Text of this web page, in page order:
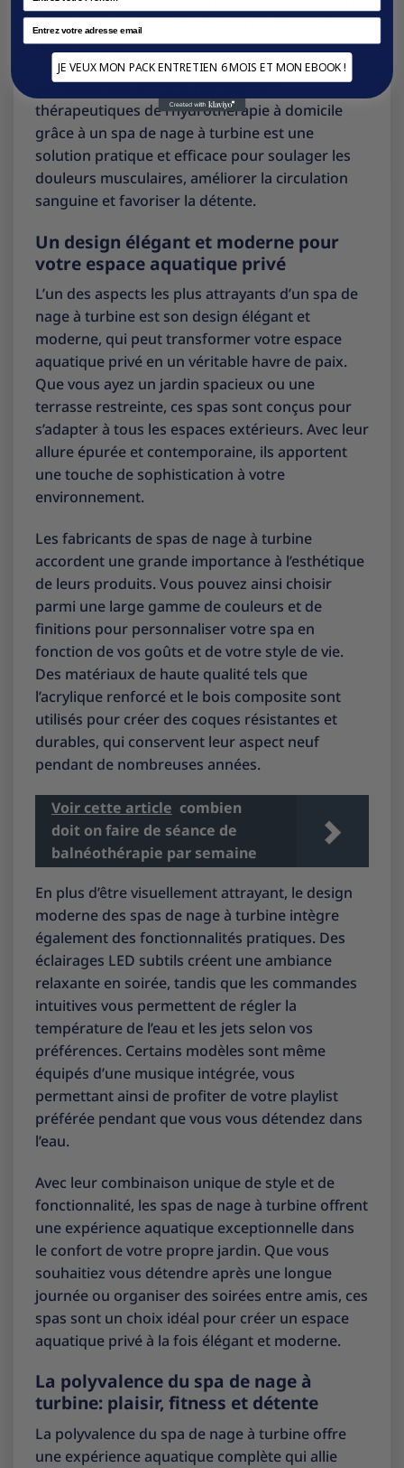
vous le souhaitez, sans contrainte horaire ni
déplacement.
En conclusion, profiter des bienfaits
thérapeutiques de l’hydrothérapie à domicile
grâce à un spa de nage à turbine est une
solution pratique et efficace pour soulager les
douleurs musculaires, améliorer la circulation
sanguine et favoriser la détente.
Un design élégant et moderne pour
votre espace aquatique privé
L’un des aspects les plus attrayants d’un spa de
nage à turbine est son design élégant et
moderne, qui peut transformer votre espace
aquatique privé en un véritable havre de paix.
Que vous ayez un jardin spacieux ou une
terrasse restreinte, ces spas sont conçus pour
s’adapter à tous les espaces extérieurs. Avec leur
allure épurée et contemporaine, ils apportent
une touche de sophistication à votre
environnement.
Les fabricants de spas de nage à turbine
accordent une grande importance à l’esthétique
de leurs produits. Vous pouvez ainsi choisir
parmi une large gamme de couleurs et de
finitions pour personnaliser votre spa en
fonction de vos goûts et de votre style de vie.
Des matériaux de haute qualité tels que
l’acrylique renforcé et le bois composite sont
utilisés pour créer des coques résistantes et
durables, qui conservent leur aspect neuf
pendant de nombreuses années.
Voir cette article combien
doit on faire de séance de
balnéothérapie par semaine
En plus d’être visuellement attrayant, le design
moderne des spas de nage à turbine intègre
également des fonctionnalités pratiques. Des
éclairages LED subtils créent une ambiance
relaxante en soirée, tandis que les commandes
intuitives vous permettent de régler la
température de l’eau et les jets selon vos
préférences. Certains modèles sont même
équipés d’une musique intégrée, vous
permettant ainsi de profiter de votre playlist
préférée pendant que vous vous détendez dans
l’eau.
Avec leur combinaison unique de style et de
fonctionnalité, les spas de nage à turbine offrent
une expérience aquatique exceptionnelle dans
le confort de votre propre jardin. Que vous
souhaitiez vous détendre après une longue
journée ou organiser des soirées entre amis, ces
spas sont un choix idéal pour créer un espace
aquatique privé à la fois élégant et moderne.
La polyvalence du spa de nage à
turbine: plaisir, fitness et détente
La polyvalence du spa de nage à turbine offre
une expérience aquatique complète qui allie
Email
JE VEUX MON PACK ENTRETIEN 6 MOIS ET MON EBOOK !